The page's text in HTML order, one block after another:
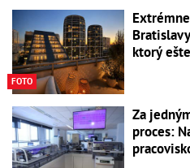
FOTO
ktorý
Za
proces: